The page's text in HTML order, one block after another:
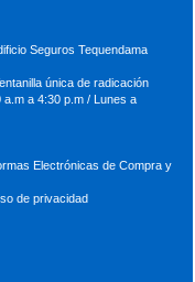
Seguros Tequendama
única de radicación
a 4:30 p.m / Lunes a
Electrónicas de Compra y
de privacidad